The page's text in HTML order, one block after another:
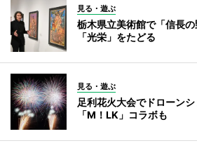
見る・遊ぶ
栃木県立美術館で「信長
「光栄」をたどる
見る・遊ぶ
足利花火大会でドローン
「M！LK」コラボも